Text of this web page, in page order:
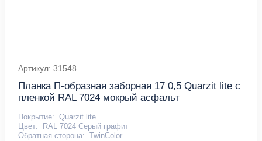
Артикул: 31548
Планка П-образная заборная 17 0,5 Quarzit lite с
пленкой RAL 7024 мокрый асфальт
Покрытие: Quarzit lite
Цвет:
RAL 7024 Серый графит
Обратная сторона: TwinColor